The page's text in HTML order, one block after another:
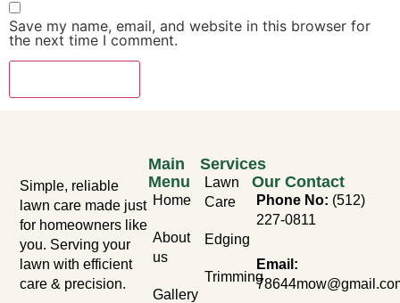
Save my name, email, and website in this browser for
the next time I comment.
Simple, reliable
lawn care made just
for homeowners like
you. Serving your
lawn with efficient
care & precision.
Main
Menu
Home
About
us
Gallery
Services
Lawn
Care
Edging
Trimming
Our Contact
Phone No: (512)
227-0811
Email: